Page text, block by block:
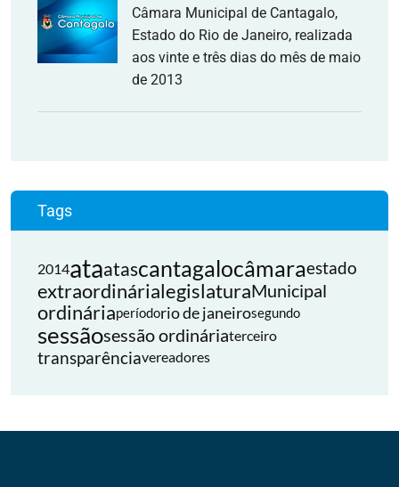
Câmara Municipal de Cantagalo,
Estado do Rio de Janeiro, realizada
aos vinte e três dias do mês de maio
de 2013
Tags
2014ataatascantagalocâmaraestado
extraordinárialegislaturaMunicipal
ordináriaperíodorio de janeirosegundo
sessãosessão ordináriaterceiro
transparênciavereadores